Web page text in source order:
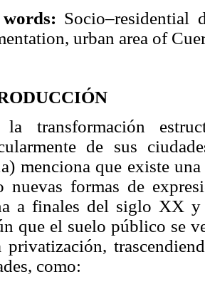
Socio–residential
urban area of
la transformación
de sus
menciona que existe
nuevas formas de
a finales del siglo XX
que el suelo público se
privatización,
como: